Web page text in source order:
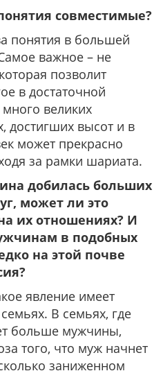
совместимые?
понятия в большей
важное – не
позволит
в достаточной
великих
достигших высот и в
может прекрасно
за рамки шариата.
добилась больших
может ли это
их отношениях? И
в подобных
на этой почве
явление имеет
В семьях, где
больше мужчины,
того, что муж начнет
заниженном